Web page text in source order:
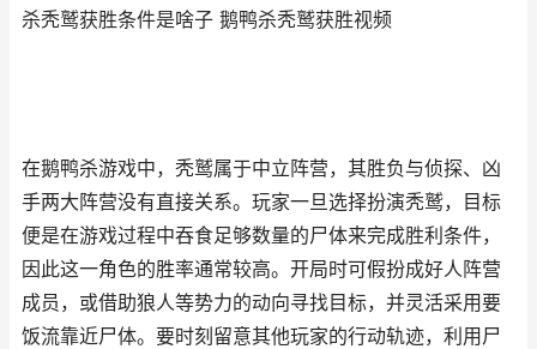
杀秃鹫获胜条件是啥子 鹅鸭杀秃鹫获胜视频
在鹅鸭杀游戏中，秃鹫属于中立阵营，其胜负与侦探、凶
手两大阵营没有直接关系。玩家一旦选择扮演秃鹫，目标
便是在游戏过程中吞食足够数量的尸体来完成胜利条件，
因此这一角色的胜率通常较高。开局时可假扮成好人阵营
成员，或借助狼人等势力的动向寻找目标，并灵活采用要
饭流靠近尸体。要时刻留意其他玩家的行动轨迹，利用尸